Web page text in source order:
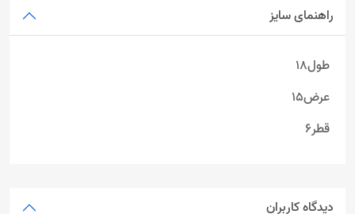
راهنمای سایز
طول18
عرض15
قطر6
دیدگاه کاربران